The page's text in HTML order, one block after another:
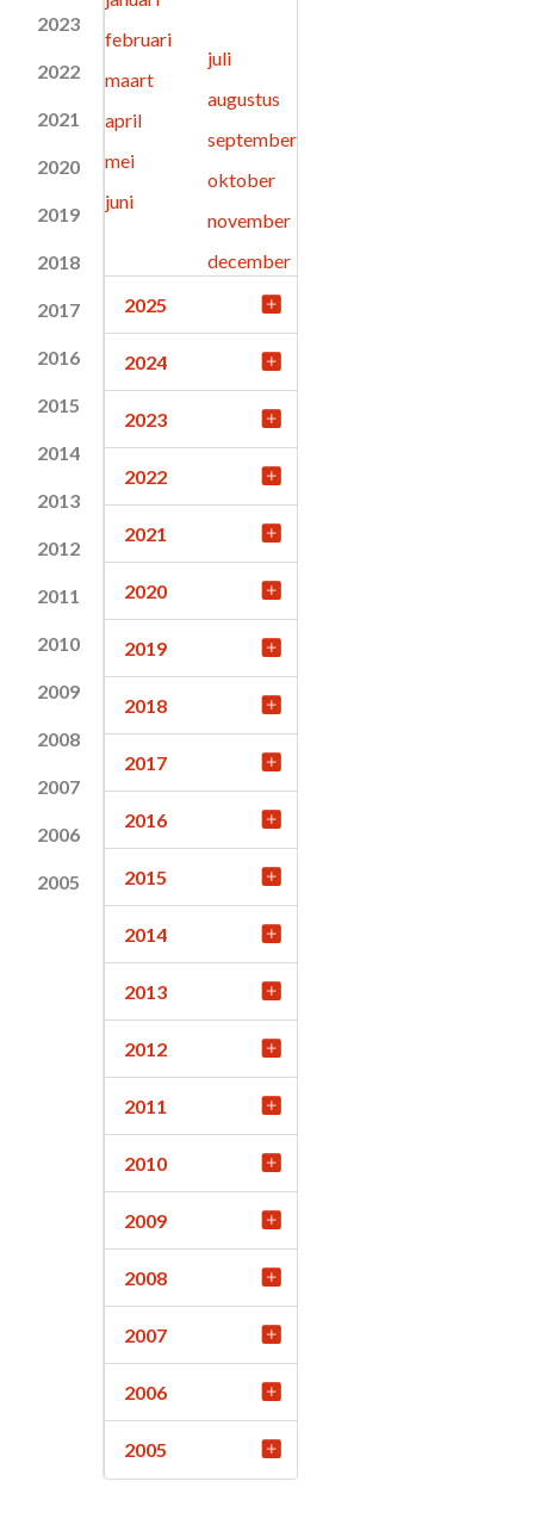
2023
2022
2021
2020
2019
2018
2017
2016
2015
2014
2013
2012
2011
2010
2009
2008
2007
2006
2005
februari
maart
april
mei
juni
juli
augustus
september
oktober
november
december
2025
2024
2023
2022
2021
2020
2019
2018
2017
2016
2015
2014
2013
2012
2011
2010
2009
2008
2007
2006
2005